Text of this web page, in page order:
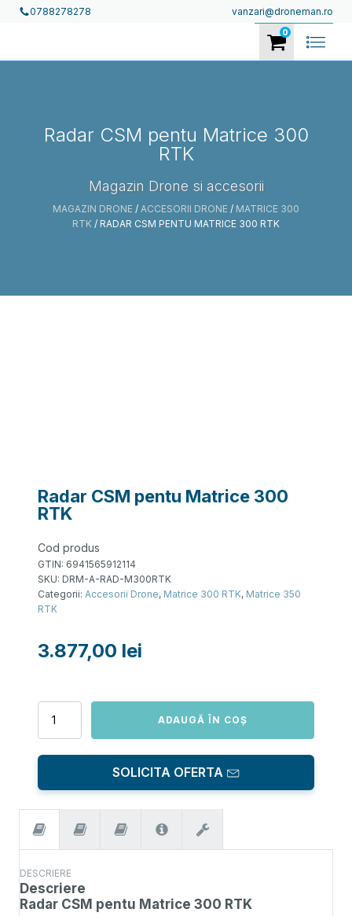
0788278278 vanzari@droneman.ro
0
Radar CSM pentu Matrice 300
RTK
Magazin Drone si accesorii
MAGAZIN DRONE / ACCESORII DRONE / MATRICE 300
RTK / RADAR CSM PENTU MATRICE 300 RTK
Radar CSM pentu Matrice 300
RTK
Cod produs
GTIN: 6941565912114
SKU: DRM-A-RAD-M300RTK
Categorii: Accesorii Drone, Matrice 300 RTK, Matrice 350
RTK
3.877,00 lei
Cantitate
pentu
300
ADAUGĂ ÎN COȘ
SOLICITA OFERTA
DESCRIERE
Descriere
Radar CSM pentu Matrice 300 RTK